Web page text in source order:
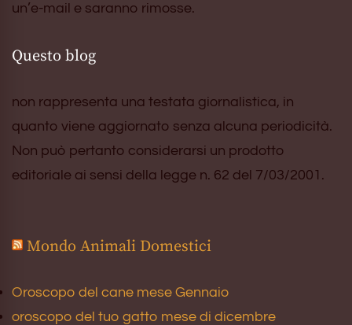
un’e-mail e saranno rimosse.
Questo blog
non rappresenta una testata giornalistica, in
quanto viene aggiornato senza alcuna periodicità.
Non può pertanto considerarsi un prodotto
editoriale ai sensi della legge n. 62 del 7/03/2001.
Mondo Animali Domestici
Oroscopo del cane mese Gennaio
oroscopo del tuo gatto mese di dicembre